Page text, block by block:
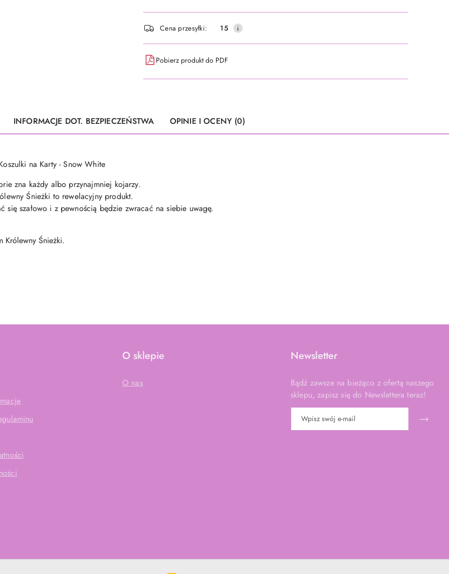
Dostępność
i
dostawa
Cena przesyłki: 15
Pobierz produkt do PDF
INFORMACJE DOT. BEZPIECZEŃSTWA OPINIE I OCENY (0)
na Karty - Snow White
zna każdy albo przynajmniej kojarzy.
Śnieżki to rewelacyjny produkt.
się szałowo i z pewnością będzie zwracać na siebie uwagę.
Królewny Śnieżki.
O sklepie
O nas
Newsletter
Bądź zawsze na bieżąco z ofertą naszego
sklepu, zapisz się do Newslettera teraz!